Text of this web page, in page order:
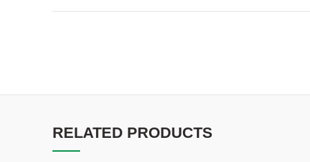
RELATED PRODUCTS